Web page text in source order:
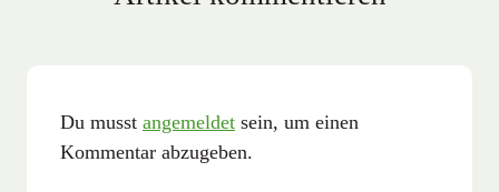
Du musst angemeldet sein, um einen
Kommentar abzugeben.